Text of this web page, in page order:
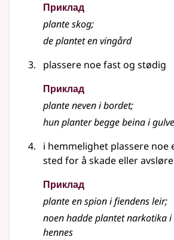
Приклад
planteskog;
de plantet en vingård
plassere noe fast og stødig
Приклад
planteneven i bordet;
hunplanterbegge beina i
i hemmelighet plassere noe
sted for å skade eller avsløre
Приклад
planteen spion i fiendens leir;
noen hadde plantet narkotika
hennes